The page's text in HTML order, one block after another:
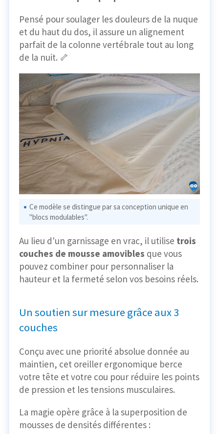
Pensé pour soulager les douleurs de la nuque
et du haut du dos, il assure un alignement
parfait de la colonne vertébrale tout au long
de la nuit. 🦴
Ce modèle se distingue par sa conception unique en
"blocs modulables".
Au lieu d'un garnissage en vrac, il utilise trois
couches de mousse amovibles que vous
pouvez combiner pour personnaliser la
hauteur et la fermeté selon vos besoins réels.
Un soutien sur mesure grâce aux 3
couches
Conçu avec une priorité absolue donnée au
maintien, cet oreiller ergonomique berce
votre tête et votre cou pour réduire les points
de pression et les tensions musculaires.
La magie opère grâce à la superposition de
mousses de densités différentes :